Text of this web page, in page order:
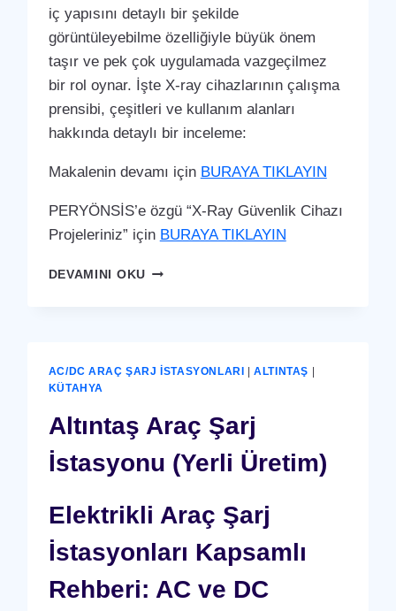
iç yapısını detaylı bir şekilde
görüntüleyebilme özelliğiyle büyük önem
taşır ve pek çok uygulamada vazgeçilmez
bir rol oynar. İşte X-ray cihazlarının çalışma
prensibi, çeşitleri ve kullanım alanları
hakkında detaylı bir inceleme:
Makalenin devamı için BURAYA TIKLAYIN
PERYÖNSİS’e özgü “X-Ray Güvenlik Cihazı
Projeleriniz” için BURAYA TIKLAYIN
DEVAMINI OKUALTINTAŞ
AC/DC ARAÇ ŞARJ İSTASYONLARI |ALTINTAŞ
KÜTAHYA
Altıntaş Araç Şarj
İstasyonu (Yerli Üretim)
Elektrikli Araç Şarj
İstasyonları Kapsamlı
Rehberi: AC ve DC